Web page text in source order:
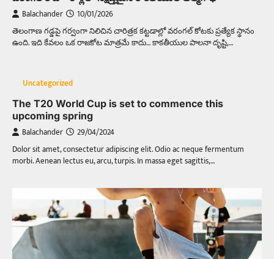
Balachander 10/01/2026
తెలంగాణ గడ్డపై గర్వంగా నిలిచిన చారిత్రక కట్టడాల్లో వరంగల్‌ కోటకు ప్రత్యేక స్థానం
ఉంది. ఇది కేవలం ఒక రాజకోట మాత్రమే కాదు… కాకతీయుల పాలనా దృష్టి,…
Uncategorized
The T20 World Cup is set to commence this
upcoming spring
Balachander 29/04/2024
Dolor sit amet, consectetur adipiscing elit. Odio ac neque fermentum
morbi. Aenean lectus eu, arcu, turpis. In massa eget sagittis,…